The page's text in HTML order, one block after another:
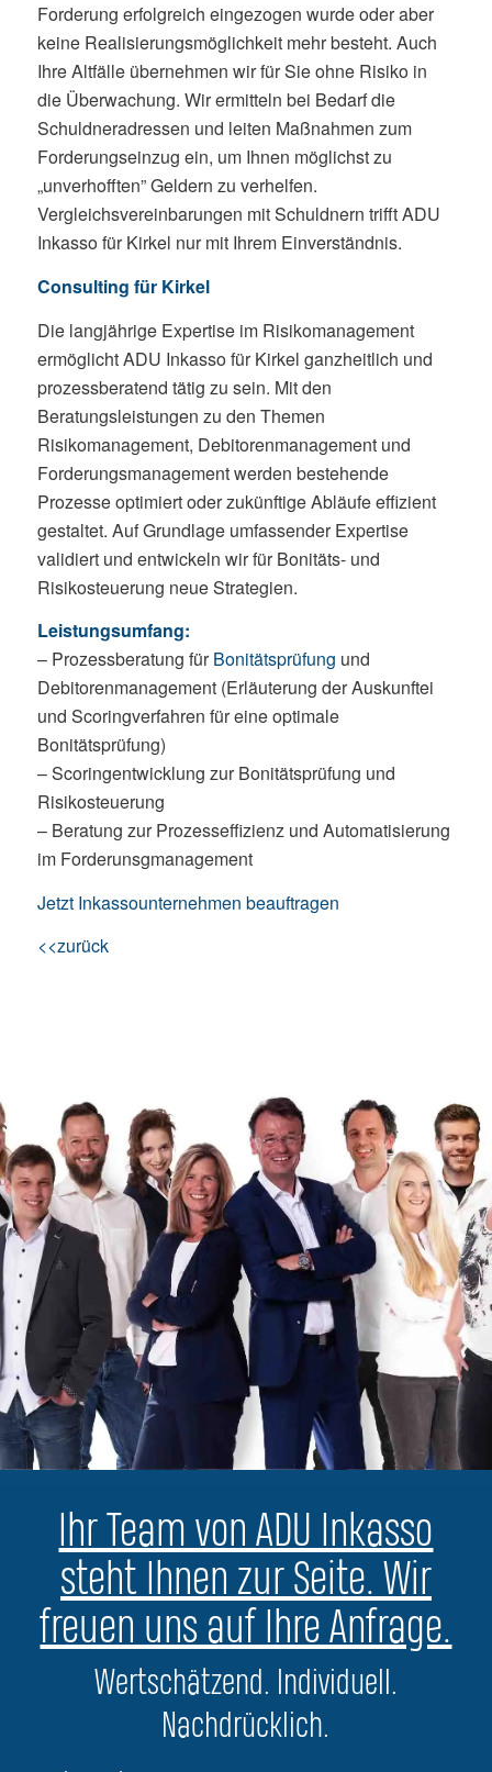
Forderung erfolgreich eingezogen wurde oder aber
keine Realisierungsmöglichkeit mehr besteht. Auch
Ihre Altfälle übernehmen wir für Sie ohne Risiko in
die Überwachung. Wir ermitteln bei Bedarf die
Schuldneradressen und leiten Maßnahmen zum
Forderungseinzug ein, um Ihnen möglichst zu
„unverhofften” Geldern zu verhelfen.
Vergleichsvereinbarungen mit Schuldnern trifft ADU
Inkasso für Kirkel nur mit Ihrem Einverständnis.
Consulting für Kirkel
Die langjährige Expertise im Risikomanagement
ermöglicht ADU Inkasso für Kirkel ganzheitlich und
prozessberatend tätig zu sein. Mit den
Beratungsleistungen zu den Themen
Risikomanagement, Debitorenmanagement und
Forderungsmanagement werden bestehende
Prozesse optimiert oder zukünftige Abläufe effizient
gestaltet. Auf Grundlage umfassender Expertise
validiert und entwickeln wir für Bonitäts- und
Risikosteuerung neue Strategien.
Leistungsumfang:
– Prozessberatung fürBonitätsprüfung und
Debitorenmanagement (Erläuterung der Auskunftei
und Scoringverfahren für eine optimale
Bonitätsprüfung)
– Scoringentwicklung zur Bonitätsprüfung und
Risikosteuerung
– Beratung zur Prozesseffizienz und Automatisierung
im Forderunsgmanagement
Jetzt Inkassounternehmen beauftragen
<<zurück
Ihr Team von ADU Inkasso
steht Ihnen zur Seite. Wir
freuen uns auf Ihre Anfrage.
Wertschätzend. Individuell.
Nachdrücklich.